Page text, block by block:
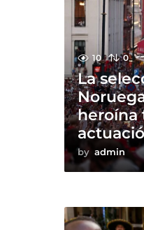
10 0
La
heroína
by admin